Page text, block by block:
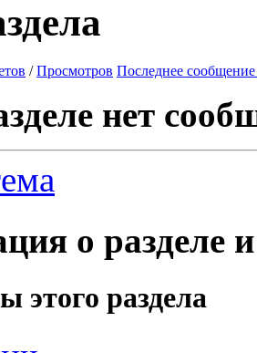
/Просмотров Последнее сообщение
нет
о разделе
этого раздела